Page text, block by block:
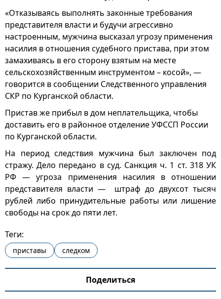
«Отказываясь выполнять законные требования
представителя власти и будучи агрессивно
настроенным, мужчина высказал угрозу применения
насилия в отношения судебного пристава, при этом
замахиваясь в его сторону взятым на месте
сельскохозяйственным инструментом – косой», —
говорится в сообщении Следственного управления
СКР по Курганской области.
Пристав же прибыл в дом неплательщика, чтобы
доставить его в районное отделение УФССП России
по Курганской области.
На период следствия мужчина был заключен под
стражу. Дело передано в суд. Санкция ч. 1 ст. 318 УК
РФ — угроза применения насилия в отношении
представителя власти — штраф до двухсот тысяч
рублей либо принудительные работы или лишение
свободы на срок до пяти лет.
Теги:
приставы следком
Поделиться